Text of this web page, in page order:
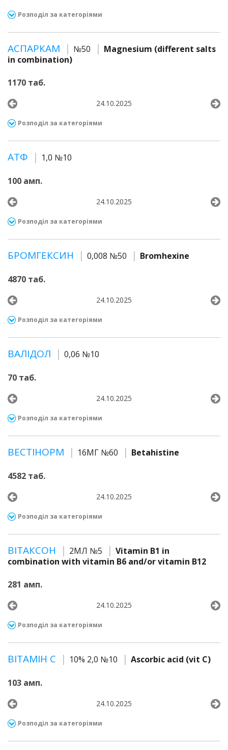
Розподіл за категоріями
АСПАРКАМ №50
Magnesium (different salts
in combination)
1170 таб.
24.10.2025
Розподіл за категоріями
АТФ 1,0 №10
100 амп.
24.10.2025
Розподіл за категоріями
БРОМГЕКСИН 0,008 №50 Bromhexine
4870 таб.
24.10.2025
Розподіл за категоріями
ВАЛІДОЛ 0,06 №10
70 таб.
24.10.2025
Розподіл за категоріями
ВЕСТІНОРМ 16МГ №60 Betahistine
4582 таб.
24.10.2025
Розподіл за категоріями
ВІТАКСОН 2МЛ №5
Vitamin B1 in
combination with vitamin B6 and/or vitamin B12
281 амп.
24.10.2025
Розподіл за категоріями
ВІТАМІН С 10% 2,0 №10 Ascorbic acid (vit C)
103 амп.
24.10.2025
Розподіл за категоріями